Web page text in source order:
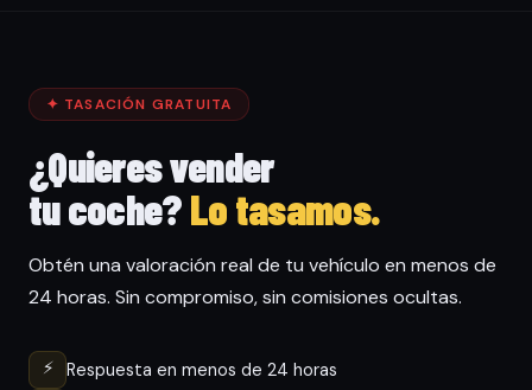
✦ TASACIÓN GRATUITA
¿Quieres vender
tu coche?Lo tasamos.
Obtén una valoración real de tu vehículo en menos de
24 horas. Sin compromiso, sin comisiones ocultas.
⚡
Respuesta en menos de 24 horas